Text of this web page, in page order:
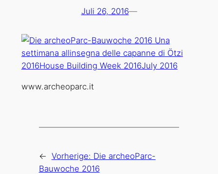
Juli 26, 2016—
www.archeoparc.it
← Vorherige: Die archeoParc-
Bauwoche 2016